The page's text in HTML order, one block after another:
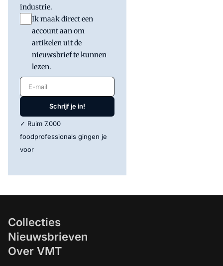
industrie.
Ik maak direct een
account aan om
artikelen uit de
nieuwsbrief te kunnen
lezen.
E-mail
Schrijf je in!
✓ Ruim 7.000
foodprofessionals gingen je
voor
Collecties
Nieuwsbrieven
Over VMT